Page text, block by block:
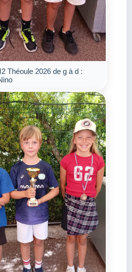
Théoule 2026 de g à d :